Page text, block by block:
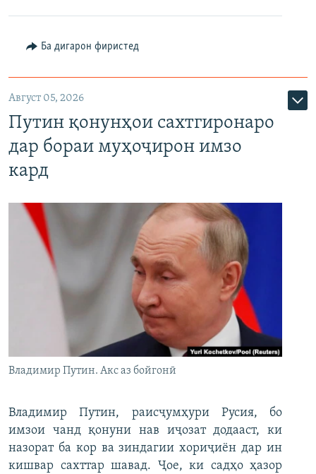
Ба дигарон фиристед
Август 05, 2026
Путин қонунҳои сахтгиронаро
дар бораи муҳоҷирон имзо
кард
Владимир Путин. Акс аз бойгонӣ
Владимир Путин, раисҷумҳури Русия, бо
имзои чанд қонуни нав иҷозат додааст, ки
назорат ба кор ва зиндагии хориҷиён дар ин
кишвар сахттар шавад. Ҷое, ки садҳо ҳазор